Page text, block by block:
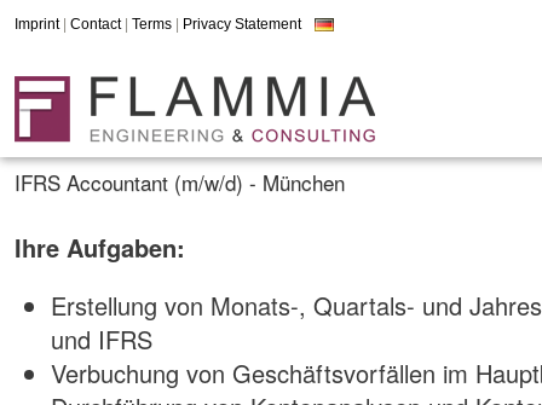
Imprint| Contact| Terms Privacy Statement
IFRS Accountant (m/w/d) - München
Ihre Aufgaben:
Erstellung von Monats-, Quartals- und
und IFRS
Verbuchung von Geschäftsvorfällen im